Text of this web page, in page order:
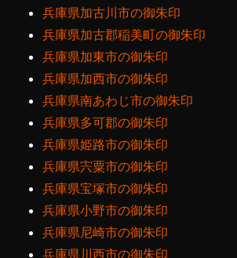
兵庫県加古川市の御朱印
兵庫県加古郡稲美町の御朱印
兵庫県加東市の御朱印
兵庫県加西市の御朱印
兵庫県南あわじ市の御朱印
兵庫県多可郡の御朱印
兵庫県姫路市の御朱印
兵庫県宍粟市の御朱印
兵庫県宝塚市の御朱印
兵庫県小野市の御朱印
兵庫県尼崎市の御朱印
兵庫県川西市の御朱印